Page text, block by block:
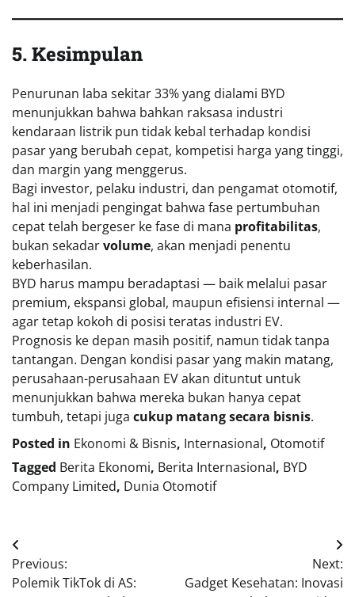
5. Kesimpulan
Penurunan laba sekitar 33% yang dialami BYD
menunjukkan bahwa bahkan raksasa industri
kendaraan listrik pun tidak kebal terhadap kondisi
pasar yang berubah cepat, kompetisi harga yang tinggi,
dan margin yang menggerus.
Bagi investor, pelaku industri, dan pengamat otomotif,
hal ini menjadi pengingat bahwa fase pertumbuhan
cepat telah bergeser ke fase di mana profitabilitas,
bukan sekadarvolume, akan menjadi penentu
keberhasilan.
BYD harus mampu beradaptasi — baik melalui pasar
premium, ekspansi global, maupun efisiensi internal —
agar tetap kokoh di posisi teratas industri EV.
Prognosis ke depan masih positif, namun tidak tanpa
tantangan. Dengan kondisi pasar yang makin matang,
perusahaan-perusahaan EV akan dituntut untuk
menunjukkan bahwa mereka bukan hanya cepat
tumbuh, tetapi juga cukup matang secara bisnis.
Posted in Ekonomi & Bisnis, Internasional, Otomotif
Tagged Berita Ekonomi, Berita Internasional, BYD
Company Limited, Dunia Otomotif
Navigasi
pos
Previous:
Polemik TikTok di AS:
Next:
Gadget Kesehatan: Inovasi